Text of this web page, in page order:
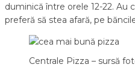
duminică între orele 12-22. Au
preferă să stea afară, pe
Centrale Pizza – sursă